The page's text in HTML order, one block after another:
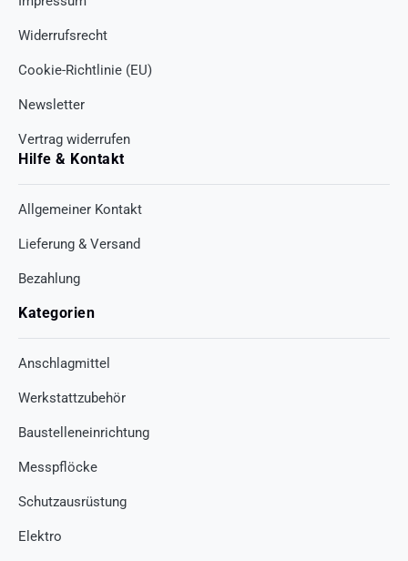
Widerrufsrecht
Cookie-Richtlinie (EU)
Newsletter
Vertrag widerrufen
Hilfe & Kontakt
Allgemeiner Kontakt
Lieferung & Versand
Bezahlung
Kategorien
Anschlagmittel
Werkstattzubehör
Baustelleneinrichtung
Messpflöcke
Schutzausrüstung
Elektro